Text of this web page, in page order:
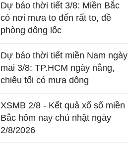
Dự báo thời tiết 3/8: Miền Bắc
có nơi mưa to đến rất to, đề
phòng dông lốc
Dự báo thời tiết miền Nam ngày
mai 3/8: TP.HCM ngày nắng,
chiều tối có mưa dông
XSMB 2/8 - Kết quả xổ số miền
Bắc hôm nay chủ nhật ngày
2/8/2026